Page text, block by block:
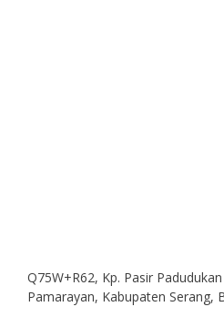
Q75W+R62, Kp. Pasir
Pamarayan, Kabupaten Serang,